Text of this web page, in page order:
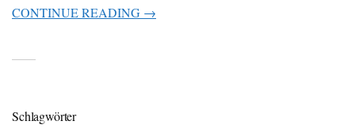
CONTINUE READING →
Schlagwörter